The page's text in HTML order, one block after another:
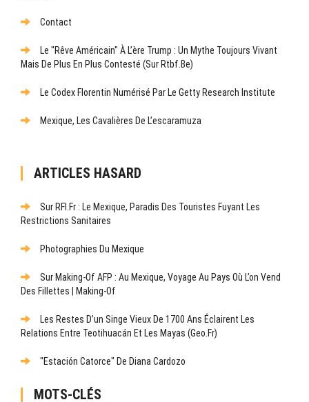
Contact
Le "rêve Américain" À L’ère Trump : Un Mythe Toujours Vivant
Mais De Plus En Plus Contesté (sur Rtbf.be)
Le Codex Florentin Numérisé Par Le Getty Research Institute
Mexique, Les Cavalières De L’escaramuza
ARTICLES HASARD
Sur RFI.fr : Le Mexique, Paradis Des Touristes Fuyant Les
Restrictions Sanitaires
Photographies Du Mexique
Sur Making-Of AFP : Au Mexique, Voyage Au Pays Où L’on Vend
Des Fillettes | Making-Of
Les Restes D’un Singe Vieux De 1700 Ans Éclairent Les
Relations Entre Teotihuacán Et Les Mayas (Geo.fr)
"Estación Catorce" De Diana Cardozo
MOTS-CLÉS